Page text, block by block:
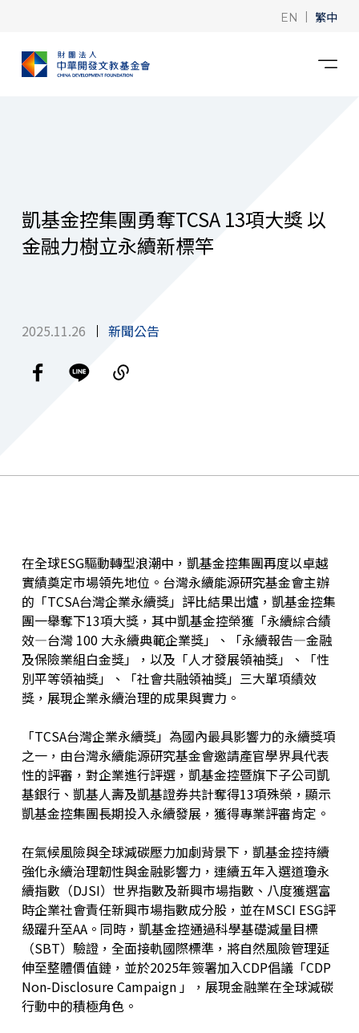
EN | 繁中
凱基金控集團勇奪TCSA 13項大獎 以
金融力樹立永續新標竿
2025.11.26 新聞公告
在全球ESG驅動轉型浪潮中，凱基金控集團再度以卓越
實績奠定市場領先地位。台灣永續能源研究基金會主辦
的「TCSA台灣企業永續獎」評比結果出爐，凱基金控集
團一舉奪下13項大獎，其中凱基金控榮獲「永續綜合績
效—台灣 100 大永續典範企業獎」、「永續報告—金融
及保險業組白金獎」，以及「人才發展領袖獎」、「性
別平等領袖獎」、「社會共融領袖獎」三大單項績效
獎，展現企業永續治理的成果與實力。
「TCSA台灣企業永續獎」為國內最具影響力的永續獎項
之一，由台灣永續能源研究基金會邀請產官學界具代表
性的評審，對企業進行評選，凱基金控暨旗下子公司凱
基銀行、凱基人壽及凱基證券共計奪得13項殊榮，顯示
凱基金控集團長期投入永續發展，獲得專業評審肯定。
在氣候風險與全球減碳壓力加劇背景下，凱基金控持續
強化永續治理韌性與金融影響力，連續五年入選道瓊永
續指數（DJSI）世界指數及新興市場指數、八度獲選富
時企業社會責任新興市場指數成分股，並在MSCI ESG評
級躍升至AA。同時，凱基金控通過科學基礎減量目標
（SBT）驗證，全面接軌國際標準，將自然風險管理延
伸至整體價值鏈，並於2025年簽署加入CDP倡議「CDP
Non-Disclosure Campaign 」，展現金融業在全球減碳
行動中的積極角色。